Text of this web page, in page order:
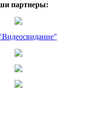
партнеры: